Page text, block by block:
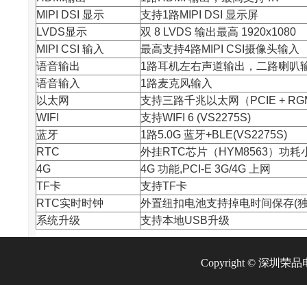
MIPI DSI 显示
支持1路MIPI DSI 显示屏
LVDS显示
双 8 LVDS 输出最高 1920x1080
MIPI CSI 输入
最高支持4路MIPI CSI摄像头输入
语音输出
1路耳机左右声道输出，二路喇叭
语音输入
1路麦克风输入
以太网
支持三路千兆以太网（PCIE +
WIFI
支持WIFI 6 (VS2275S)
蓝牙
1路5.0G 蓝牙+BLE(VS2275S)
RTC
外挂RTC芯片 （HYM8563）功耗
4G
4G 功能,PCI-E 3G/4G 上网
TF卡
支持TF卡
RTC实时时钟
外置纽扣电池支持掉电时间保存(
系统升级
支持本地USB升级
Copyright © 深圳荣品